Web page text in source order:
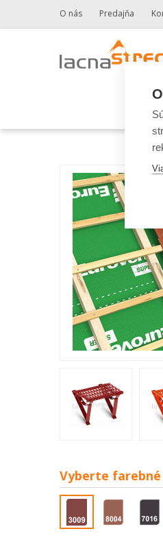
O nás Predajňa
Vyberte